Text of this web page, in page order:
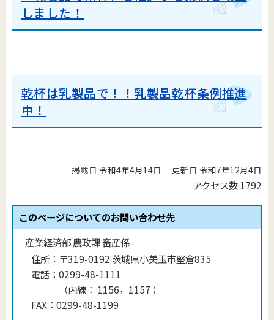
しました！
乾杯は乳製品で！！乳製品乾杯条例推進
中！
掲載日 令和4年4月14日 更新日 令和7年12月4日
アクセス数1792
このページについてのお問い合わせ先
産業経済部 農政課 畜産係
住所： 〒319-0192 茨城県小美玉市堅倉835
電話： 0299-48-1111
（内線 ： 1156，1157 ）
FAX： 0299-48-1199